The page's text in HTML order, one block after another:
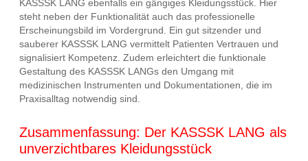
KASSSK LANG ebenfalls ein gängiges Kleidungsstück. Hier
steht neben der Funktionalität auch das professionelle
Erscheinungsbild im Vordergrund. Ein gut sitzender und
sauberer KASSSK LANG vermittelt Patienten Vertrauen und
signalisiert Kompetenz. Zudem erleichtert die funktionale
Gestaltung des KASSSK LANGs den Umgang mit
medizinischen Instrumenten und Dokumentationen, die im
Praxisalltag notwendig sind.
Zusammenfassung: Der KASSSK LANG als
unverzichtbares Kleidungsstück